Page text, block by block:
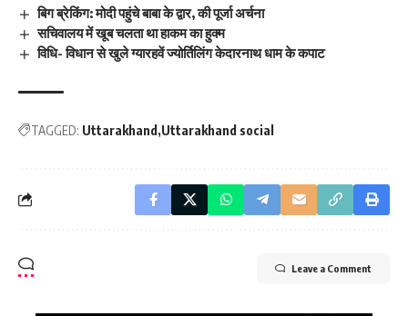
बिग ब्रेकिंग: मोदी पहुंचे बाबा के द्वार, की पूर्जा अर्चना
सचिवालय में खूब चलता था हाकम का हुक्म
विधि- विधान से खुले ग्यारहवें ज्योर्तिलिंग केदारनाथ धाम के कपाट
TAGGED: Uttarakhand Uttarakhand social
Leave a Comment